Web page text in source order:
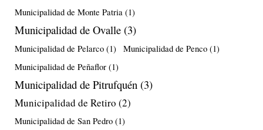
Municipalidad de Monte Patria (1)
Municipalidad de Ovalle (3)
Municipalidad de Pelarco (1) Municipalidad de Penco (1)
Municipalidad de Peñaflor (1)
Municipalidad de Pitrufquén (3)
Municipalidad de Retiro (2)
Municipalidad de San Pedro (1)